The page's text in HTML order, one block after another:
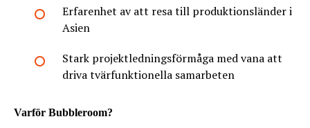
Erfarenhet av att resa till produktionsländer i
Asien
Stark projektledningsförmåga med vana att
driva tvärfunktionella samarbeten
Varför Bubbleroom?